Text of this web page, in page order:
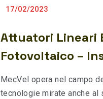
17/02/2023
Attuatori Lineari
Fotovoltaico –
MecVel opera nel campo
tecnologie mirate anche